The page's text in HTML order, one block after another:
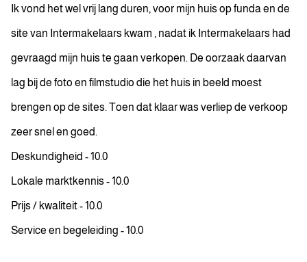
Ik vond het wel vrij lang duren, voor mijn huis op funda en de
site van Intermakelaars kwam , nadat ik Intermakelaars had
gevraagd mijn huis te gaan verkopen. De oorzaak daarvan
lag bij de foto en filmstudio die het huis in beeld moest
brengen op de sites. Toen dat klaar was verliep de verkoop
zeer snel en goed.
Deskundigheid - 10.0
Lokale marktkennis - 10.0
Prijs / kwaliteit - 10.0
Service en begeleiding - 10.0